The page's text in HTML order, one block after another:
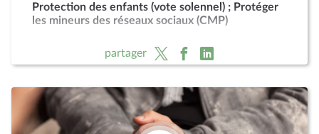
Protection des enfants (vote solennel) ; Protéger
les mineurs des réseaux sociaux (CMP)
partager